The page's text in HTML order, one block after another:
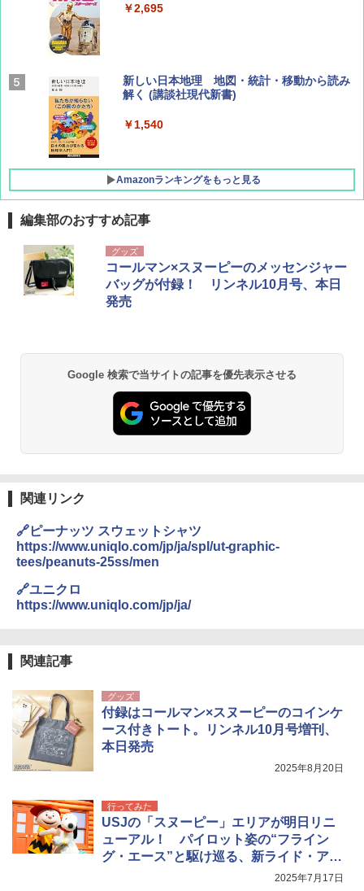
BE-PAL(ビ-パル) 2026年 9 月号【特別付録:
SOTO ミニマル"旅"財布 ランダム2種】
￥1,500
￥2,695
新しい日本地理 地図・統計・移動から読み
解く (講談社現代新書)
￥1,540
Amazonランキングをもっと見る
[キャンパーズコレクション 山善] ポップアッ
プテント 傘みたいに広げて畳める パッとサ
ッとサンシェード キューブ フルクローズ メ
ッシュ 簡単設置 ワンタッチテント キャンプ
&ハイキング カーキ PATC-150(KH)
PYKES PEAK (パイクスピーク) 着替えテン
ト プライバシー テント 【中が透けない】 1
人用 折りたたみ 防災グッズ 災害用トイレ ビ
ーチ ピクニック ポップアップテント 携帯 簡
易 トイレテント (オリーブ)
テント ワンタッチ RENEW 幅200 2-3人用 43
500002(89147)
￥5,499
[キャンパーズコレクション 山善] 傘みたいに
￥8,991
Coleman(コールマン) ツーリングドーム/LD
X 2人用 3人用 キャンプ アウトドア フェス
収納 コンパクト 簡単設営 カンガルーテント
￥20,718
BUNDOK(バンドック)ソロ ドーム 1 EX BDK
-08EX カーキ ソロキャンプ ポリエステル フ
レーム テント
￥14,800
GRANDOOR ステンレス保冷剤 2個セット 2
コンパクト 保冷力長持ち
￥2,980
DEWEL パラソル 大型 ビーチ アウトドアパ
￥6,459
可能 安全ロック付き 高安全性 金属製耐久 コ
ンパクト多機能設計 持ち運び便利 アウトド
電動エアーポンプ SUP用 20PSI 電動ポンプ
ゴムボート 空気入れ 空気抜き 自動停止 過熱
保護 日光可読lcd 7種類ノズル付き
編集部のおすすめ記事
グッズ
コールマン×スヌーピーのメッセンジャー
バッグが付録！ リンネル10月号、本日
発売
Google 検索で当サイトの記事を優先表示させる
関連リンク
🔗ピーナッツ スウェットシャツ
https://www.uniqlo.com/jp/ja/spl/ut-graphic-
tees/peanuts-25ss/men
🔗ユニクロ
https://www.uniqlo.com/jp/ja/
関連記事
グッズ
付録はコールマン×スヌーピーのコインケ
ース付きトート。リンネル10月号増刊、
本日発売
2025年8月20日
行ってみた
USJの「スヌーピー」エリアが明日リニ
ューアル！ パイロット姿の“フライン
グ・エース”と駆け巡る、新ライド・アト
2025年7月17日